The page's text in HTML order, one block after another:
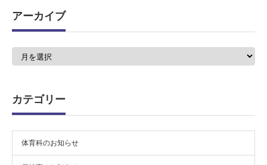
アーカイブ
カテゴリー
体育科のお知らせ